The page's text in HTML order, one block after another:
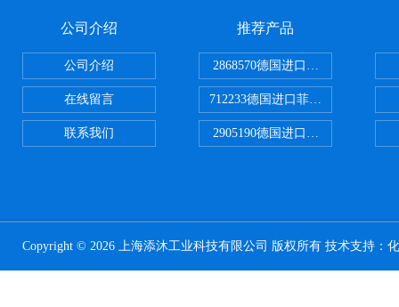
公司介绍
公司介绍
在线留言
联系我们
推荐产品
2868570德国进口菲尼克斯电源
712233德国进口菲尼克斯断路器
2905190德国进口菲尼克斯继电器
Copyright © 2026 上海添沐工业科技有限公司 版权所有 技术支持：